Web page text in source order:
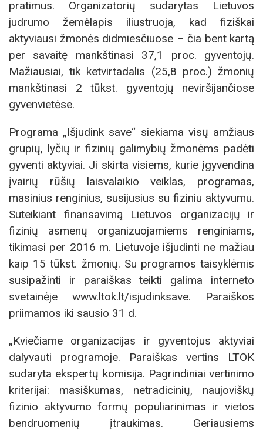
pratimus. Organizatorių sudarytas Lietuvos
judrumo žemėlapis iliustruoja, kad fiziškai
aktyviausi žmonės didmiesčiuose – čia bent kartą
per savaitę mankštinasi 37,1 proc. gyventojų.
Mažiausiai, tik ketvirtadalis (25,8 proc.) žmonių
mankštinasi 2 tūkst. gyventojų neviršijančiose
gyvenvietėse.
Programa „Išjudink save“ siekiama visų amžiaus
grupių, lyčių ir fizinių galimybių žmonėms padėti
gyventi aktyviai. Ji skirta visiems, kurie įgyvendina
įvairių rūšių laisvalaikio veiklas, programas,
masinius renginius, susijusius su fiziniu aktyvumu.
Suteikiant finansavimą Lietuvos organizacijų ir
fizinių asmenų organizuojamiems renginiams,
tikimasi per 2016 m. Lietuvoje išjudinti ne mažiau
kaip 15 tūkst. žmonių. Su programos taisyklėmis
susipažinti ir paraiškas teikti galima interneto
svetainėje www.ltok.lt/isjudinksave. Paraiškos
priimamos iki sausio 31 d.
„Kviečiame organizacijas ir gyventojus aktyviai
dalyvauti programoje. Paraiškas vertins LTOK
sudaryta ekspertų komisija. Pagrindiniai vertinimo
kriterijai: masiškumas, netradicinių, naujoviškų
fizinio aktyvumo formų populiarinimas ir vietos
bendruomenių įtraukimas. Geriausiems